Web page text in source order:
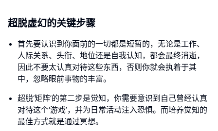
超脱虚幻的关键步骤
首先要认识到你面前的一切都是短暂的，无论是工作、
人际关系、头衔、地位还是自我认知，都会最终消逝，
因此不要太认真对待这些东西，否则你就会执着于其
中，忽略眼前事物的丰富。
超脱‘矩阵’的第二步是觉知，你需要意识到自己曾经认真
对待这个‘游戏’，并为日常活动注入恐惧。而培养觉知的
最佳方式就是通过冥想。